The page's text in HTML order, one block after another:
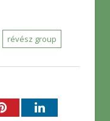
révész group
PinterestLinkedIn